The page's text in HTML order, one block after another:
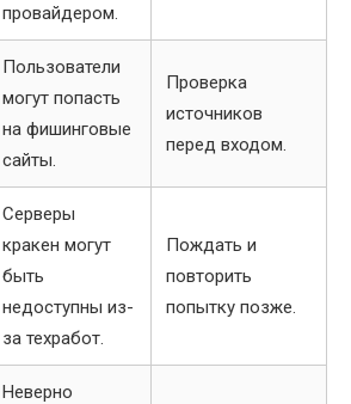
провайдером.
Пользователи
могут попасть
на фишинговые
сайты.
Проверка
источников
перед входом.
Серверы
кракен могут
быть
недоступны из-
за техработ.
Пождать и
повторить
попытку позже.
Неверно